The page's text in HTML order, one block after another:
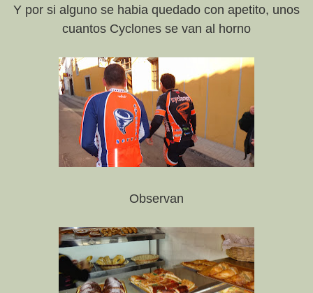
Y por si alguno se habia quedado con apetito, unos
cuantos Cyclones se van al horno
Observan